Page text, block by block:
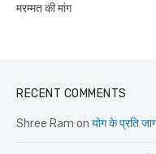
मरम्मत की मांग
RECENT COMMENTS
Shree Ram on योग के प्रति